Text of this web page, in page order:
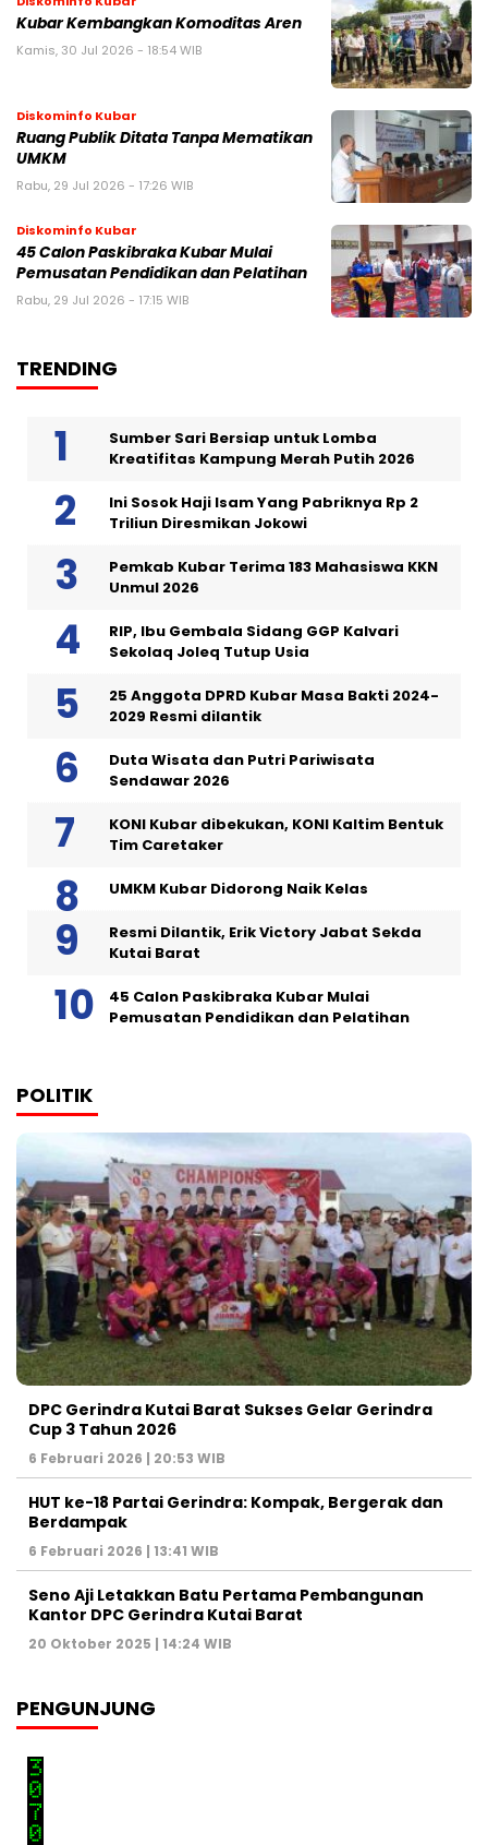
Kubar Kembangkan Komoditas Aren
Kamis, 30 Jul 2026 - 18:54 WIB
Diskominfo Kubar
Ruang Publik Ditata Tanpa Mematikan
UMKM
Rabu, 29 Jul 2026 - 17:26 WIB
Diskominfo Kubar
45 Calon Paskibraka Kubar Mulai
Pemusatan Pendidikan dan Pelatihan
Rabu, 29 Jul 2026 - 17:15 WIB
TRENDING
Sumber Sari Bersiap untuk Lomba
Kreatifitas Kampung Merah Putih 2026
Ini Sosok Haji Isam Yang Pabriknya Rp 2
Triliun Diresmikan Jokowi
Pemkab Kubar Terima 183 Mahasiswa KKN
Unmul 2026
RIP, Ibu Gembala Sidang GGP Kalvari
Sekolaq Joleq Tutup Usia
25 Anggota DPRD Kubar Masa Bakti 2024-
2029 Resmi dilantik
Duta Wisata dan Putri Pariwisata
Sendawar 2026
KONI Kubar dibekukan, KONI Kaltim Bentuk
Tim Caretaker
UMKM Kubar Didorong Naik Kelas
Resmi Dilantik, Erik Victory Jabat Sekda
Kutai Barat
45 Calon Paskibraka Kubar Mulai
Pemusatan Pendidikan dan Pelatihan
POLITIK
DPC Gerindra Kutai Barat Sukses Gelar Gerindra
Cup 3 Tahun 2026
6 Februari 2026 | 20:53 WIB
HUT ke-18 Partai Gerindra: Kompak, Bergerak dan
Berdampak
6 Februari 2026 | 13:41 WIB
Seno Aji Letakkan Batu Pertama Pembangunan
Kantor DPC Gerindra Kutai Barat
20 Oktober 2025 | 14:24 WIB
PENGUNJUNG